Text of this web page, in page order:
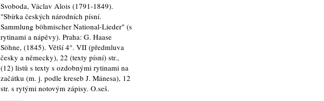
Svoboda, Václav Alois (1791-1849).
"Sbírka českých národních písní.
Sammlung böhmischer National-Lieder" (s
rytinami a nápěvy). Praha: G. Haase
Söhne, (1845). Větší 4°. VII (předmluva
česky a německy), 22 (texty písní) str.,
(12) listů s texty s ozdobnými rytinami na
začátku (m. j. podle kreseb J. Mánesa), 12
str. s rytými notovým zápisy. O.seš.